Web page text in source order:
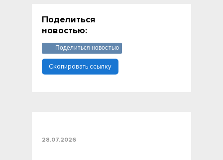
28.07.2026
Поделиться
новостью:
Поделиться новостью
Скопировать ссылку